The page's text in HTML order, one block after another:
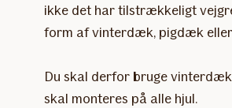
ikke det har tilstrækkeligt
form af vinterdæk, pigdæk
Du skal derfor bruge
skal monteres på alle hjul.